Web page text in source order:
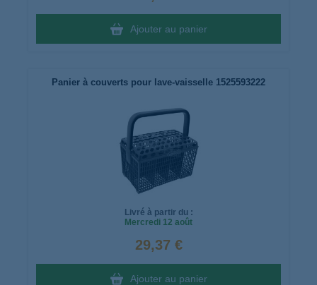
Ajouter au panier
Panier à couverts pour lave-vaisselle 1525593222
Livré à partir du :
Mercredi 12 août
29,37 €
Ajouter au panier